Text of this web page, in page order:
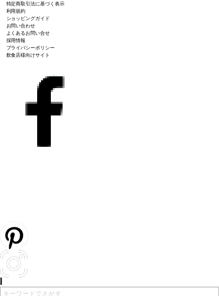
特定商取引法に基づく表示
利用規約
ショッピングガイド
お問い合わせ
よくあるお問い合せ
採用情報
プライバシーポリシー
飲食店様向けサイト